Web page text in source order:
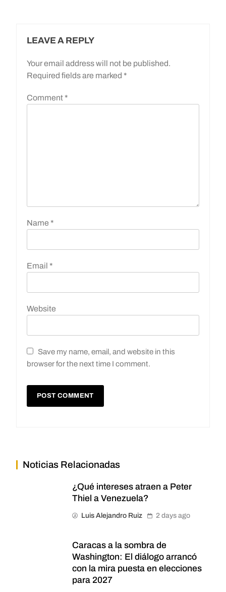
LEAVE A REPLY
Your email address will not be published.
Required fields are marked *
Comment *
Name *
Email *
Website
Save my name, email, and website in this
browser for the next time I comment.
Noticias Relacionadas
¿Qué intereses atraen a Peter
Thiel a Venezuela?
Luis Alejandro Ruiz 2 days ago
Caracas a la sombra de
Washington: El diálogo arrancó
con la mira puesta en elecciones
para 2027